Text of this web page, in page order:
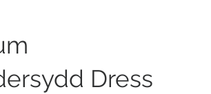
Dress